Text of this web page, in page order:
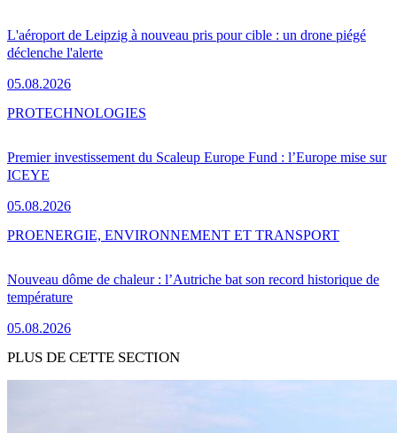
L'aéroport de Leipzig à nouveau pris pour cible : un drone piégé
déclenche l'alerte
05.08.2026
Premier investissement du Scaleup Europe Fund : l’Europe mise sur
ICEYE
05.08.2026
PROTECHNOLOGIES
Nouveau dôme de chaleur : l’Autriche bat son record historique de
température
05.08.2026
PROENERGIE, ENVIRONNEMENT ET TRANSPORT
PLUS DE CETTE SECTION